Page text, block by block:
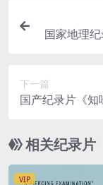
国家地理
下一篇
国产纪录片《
相关纪录片
VIP